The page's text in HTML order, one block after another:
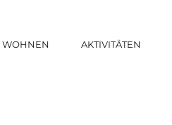
WOHNEN AKTIVITÄTEN